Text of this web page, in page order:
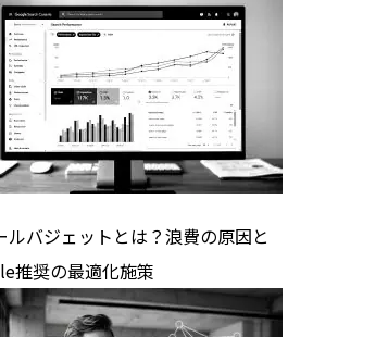
ルバジェットとは？浪費の原因と
推奨の最適化施策